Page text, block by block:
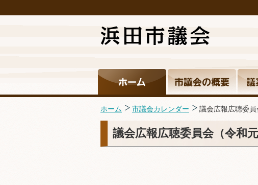
ホーム 市議会カレンダー 議会広報広聴委員
議会広報広聴委員会（令和元